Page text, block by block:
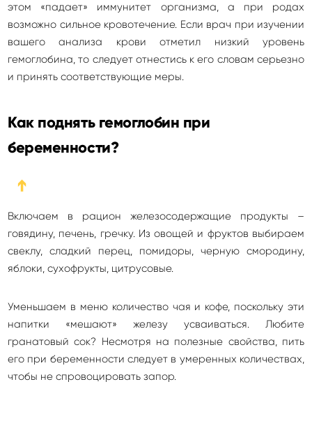
этом «падает» иммунитет организма, а при родах
возможно сильное кровотечение. Если врач при изучении
вашего анализа крови отметил низкий уровень
гемоглобина, то следует отнестись к его словам серьезно
и принять соответствующие меры.
Как поднять гемоглобин при
беременности?
➔
Включаем в рацион железосодержащие продукты –
говядину, печень, гречку. Из овощей и фруктов выбираем
свеклу, сладкий перец, помидоры, черную смородину,
яблоки, сухофрукты, цитрусовые.
Уменьшаем в меню количество чая и кофе, поскольку эти
напитки «мешают» железу усваиваться. Любите
гранатовый сок? Несмотря на полезные свойства, пить
его при беременности следует в умеренных количествах,
чтобы не спровоцировать запор.